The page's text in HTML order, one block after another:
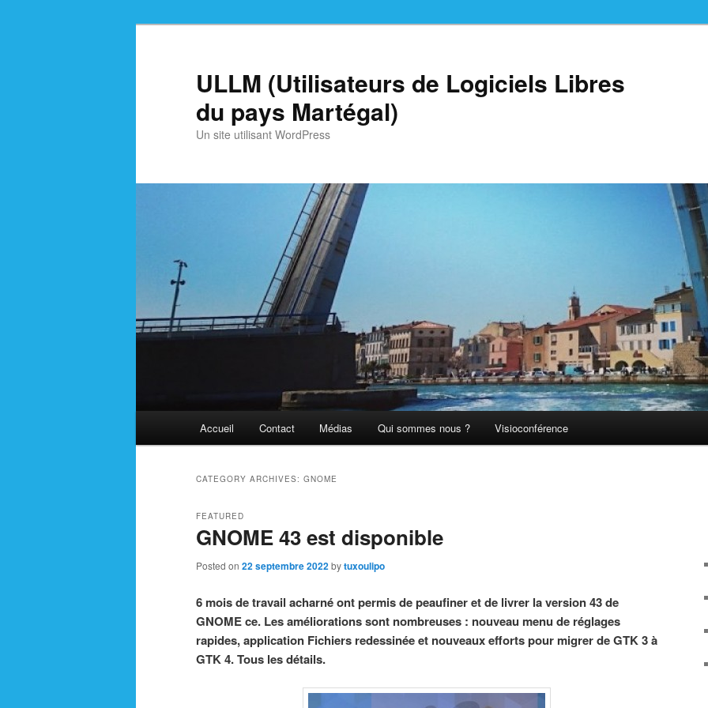
ULLM (Utilisateurs de Logiciels Libres
du pays Martégal)
Un site utilisant WordPress
Accueil Contact Médias Qui sommes nous ? Visioconférence
CATEGORY ARCHIVES: GNOME
GNOME 43 est disponible
FEATURED
Posted on 22 septembre 2022bytuxoulipo
6 mois de travail acharné ont permis de peaufiner et de livrer la version 43 de
GNOME ce. Les améliorations sont nombreuses : nouveau menu de réglages
rapides, application Fichiers redessinée et nouveaux efforts pour migrer de GTK 3 à
GTK 4. Tous les détails.